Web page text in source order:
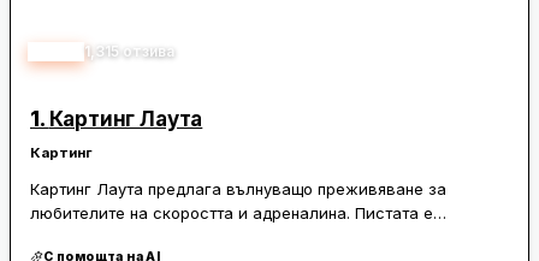
1,315 отзива
1. Картинг Лаута
Картинг
Картинг Лаута предлага вълнуващо преживяване за
любителите на скоростта и адреналина. Пистата е
С помощта на AI